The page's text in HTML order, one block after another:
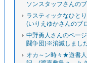
ソンスタッフさんの
ラスティックなひと
(いりえゆかさんのブ
中野勇人さんのペー
闘争団)※消滅しまし
オカ～ン時々★遊書人